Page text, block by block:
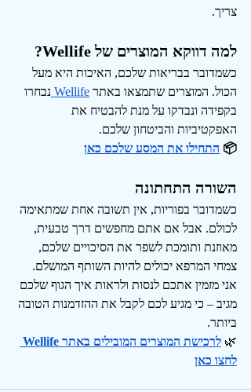
צריך.
למה דווקא המוצרים של Wellife?
כשמדובר בבריאות שלכם, האיכות היא מעל
הכול. המוצרים שתמצאו באתר Wellife נבחרו
בקפידה ונבדקו על מנת להבטיח את
האפקטיביות והביטחון שלכם.
📦 התחילו את המסע שלכם כאן
השורה התחתונה
כשמדובר בפוריות, אין תשובה אחת שמתאימה
לכולם. אבל אם אתם מחפשים דרך טבעית,
מאוזנת ותומכת לשפר את הסיכויים שלכם,
צמחי המרפא יכולים להיות השותף המושלם.
אני מזמין אתכם לנסות ולראות איך הגוף שלכם
מגיב – כי מגיע לכם לקבל את ההזדמנות הטובה
ביותר.
🌿
לחצו כאן